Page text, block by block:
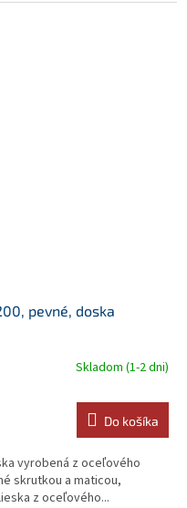
pevné, doska
Skladom (1-2 dni)
Do košíka
vyrobená z oceľového
skrutkou a maticou,
z oceľového...